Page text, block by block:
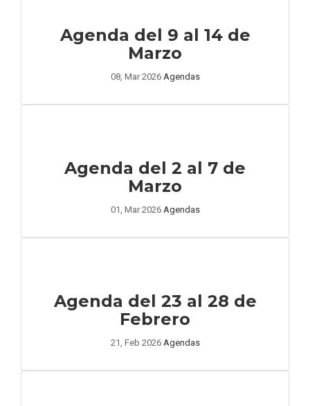
Agenda del 9 al 14 de
Marzo
08, Mar 2026 Agendas
Agenda del 2 al 7 de
Marzo
01, Mar 2026 Agendas
Agenda del 23 al 28 de
Febrero
21, Feb 2026 Agendas